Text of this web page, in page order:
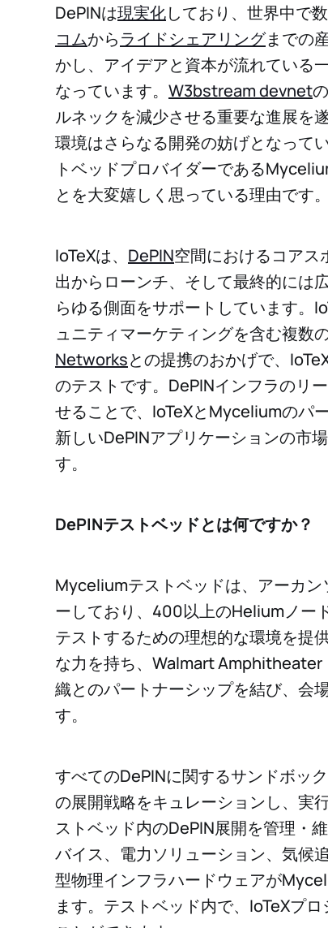
DePINは現実化しており、世界中で
コムからライドシェアリングまでの
かし、アイデアと資本が流れている
なっています。 W3bstream devnet
ルネックを減少させる重要な進展を
環境はさらなる開発の妨げとなって
トベッドプロバイダーである
とを大変嬉しく思っている理由です。
IoTeXは、 DePIN空間におけるコアス
出からローンチ、そして最終的には
らゆる側面をサポートしています。
ュニティマーケティングを含む複数
Networksとの提携のおかげで、
のテストです。DePINインフラのリ
せることで、IoTeXとMyceliumのパ
新しいDePINアプリケーションの市
す。
DePINテストベッドとは何ですか？
Myceliumテストベッドは、アーカ
ーしており、400以上のHeliumノー
テストするための理想的な環境を提
な力を持ち、Walmart Amphitheater
織とのパートナーシップを結び、会
す。
すべてのDePINに関するサンドボッ
の展開戦略をキュレーションし、実
ストベッド内のDePIN展開を管理・
バイス、電力ソリューション、気候
型物理インフラハードウェアが
ます。テストベッド内で、IoTeXプ